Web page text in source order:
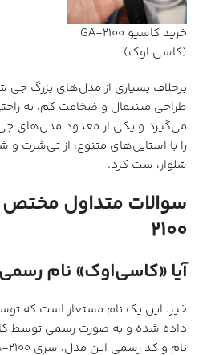
خرید کاسیو GA-2100
(کاسی اوک)
طراحی مینیمال و ضخامت کم، به
می‌گیرد و یکی از معدود مدل‌های
را با استایل‌های متنوع، از تی‌شرت و
شلوار، ست کرد.
2100
آیا «کاسی‌اوک» نام
خیر. این یک نام مستعار است که
داده شده و به صورت رسمی توسط
نام و کد رسمی این مدل، سری GA-2100 است.